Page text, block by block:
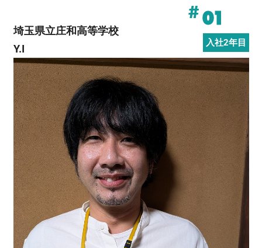
埼玉県立庄和高等学校
Y.I
#01
入社2年目